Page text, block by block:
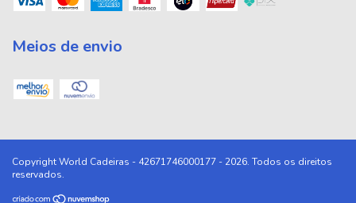
Meios de envio
Copyright World Cadeiras - 42671746000177 - 2026. Todos os direitos
reservados.